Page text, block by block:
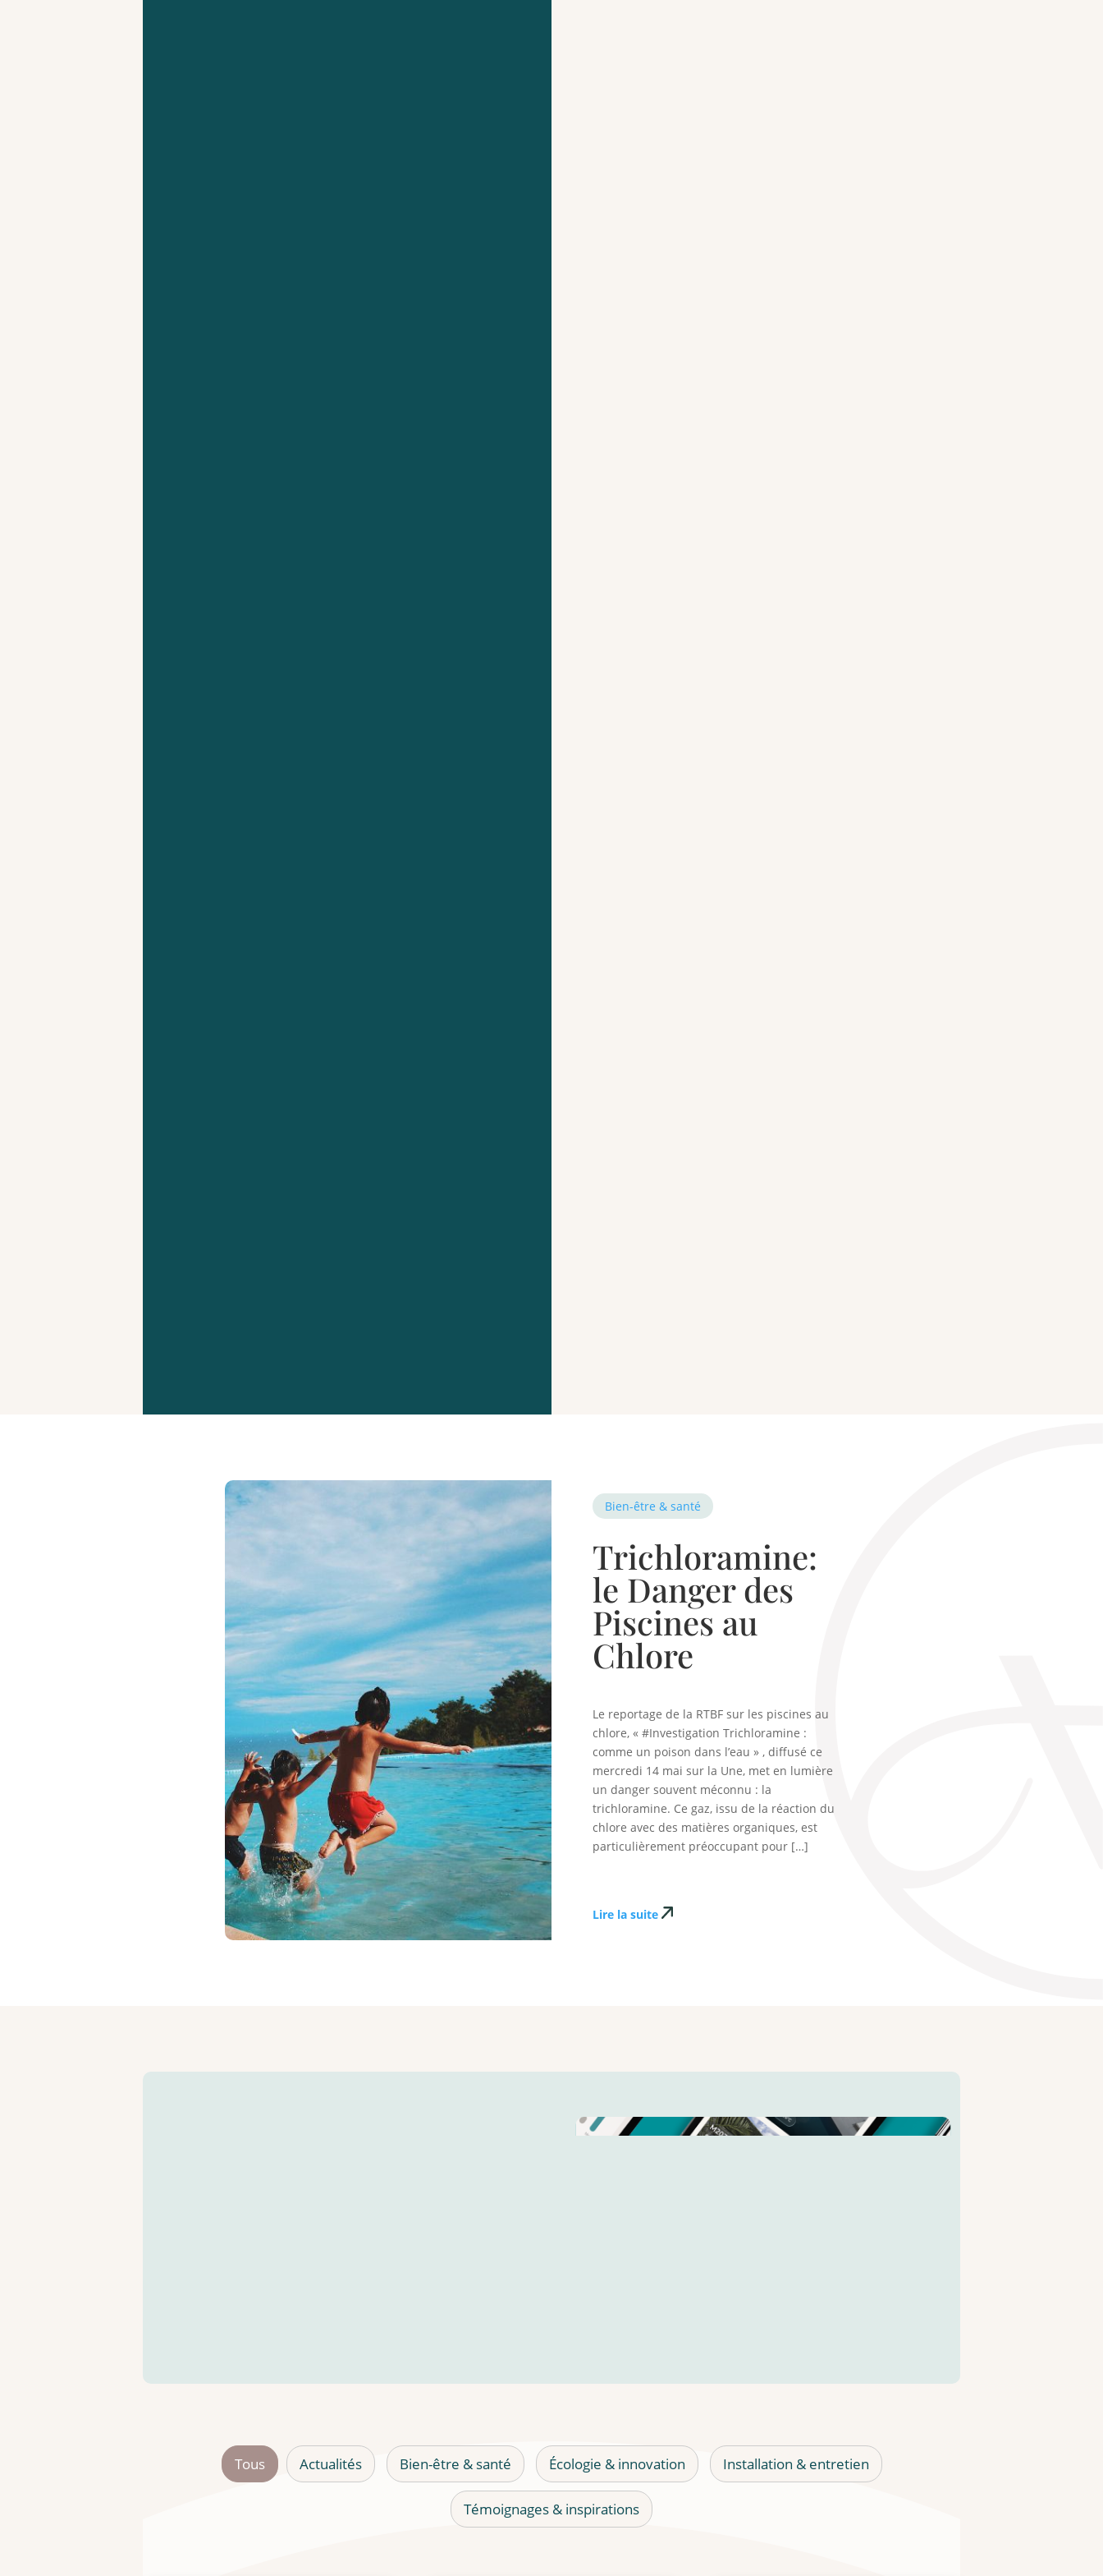
Bien-être & santé
Trichloramine:
le Danger des
Piscines au
Chlore
Le reportage de la RTBF sur les piscines au
chlore, « #Investigation Trichloramine :
comme un poison dans l’eau » , diffusé ce
mercredi 14 mai sur la Une, met en lumière
un danger souvent méconnu : la
trichloramine. Ce gaz, issu de la réaction du
chlore avec des matières organiques, est
particulièrement préoccupant pour […]
Lire la suite
Tous Actualités Bien-être & santé Écologie & innovation Installation & entretien
Témoignages & inspirations